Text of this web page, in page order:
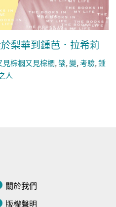
梨華到鍾芭．拉希莉
見棕櫚又見棕櫚,燄,變,考驗,鍾
人
關於我們
版權聲明